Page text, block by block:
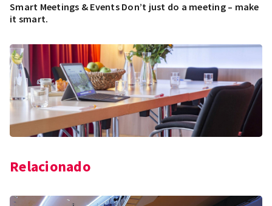
Smart Meetings & Events Don’t just do a meeting – make
it smart.
Relacionado